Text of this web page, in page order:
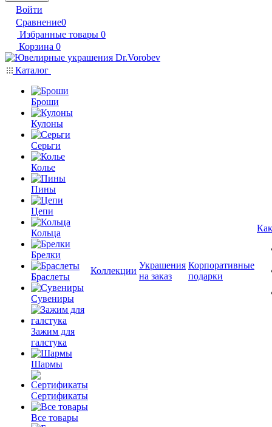
Войти
Сравнение0
Избранные товары 0
Корзина 0
Каталог
Броши
Кулоны
Серьги
Колье
Пины
Цепи
Кольца
Брелки
Браслеты
Сувениры
Зажим для
галстука
Шармы
Сертификаты
Все товары
Коллекции
Украшения
на заказ
Корпоративные
подарки